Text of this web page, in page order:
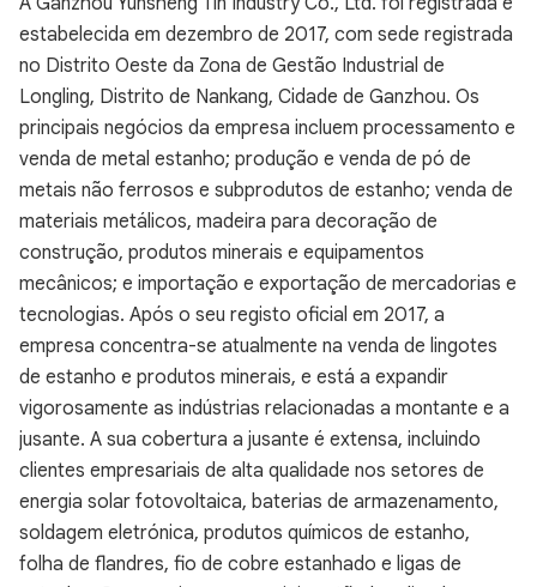
estabelecida em dezembro de 2017, com sede registrada
no Distrito Oeste da Zona de Gestão Industrial de
Longling, Distrito de Nankang, Cidade de Ganzhou. Os
principais negócios da empresa incluem processamento e
venda de metal estanho; produção e venda de pó de
metais não ferrosos e subprodutos de estanho; venda de
materiais metálicos, madeira para decoração de
construção, produtos minerais e equipamentos
mecânicos; e importação e exportação de mercadorias e
tecnologias. Após o seu registo oficial em 2017, a
empresa concentra-se atualmente na venda de lingotes
de estanho e produtos minerais, e está a expandir
vigorosamente as indústrias relacionadas a montante e a
jusante. A sua cobertura a jusante é extensa, incluindo
clientes empresariais de alta qualidade nos setores de
energia solar fotovoltaica, baterias de armazenamento,
soldagem eletrónica, produtos químicos de estanho,
folha de flandres, fio de cobre estanhado e ligas de